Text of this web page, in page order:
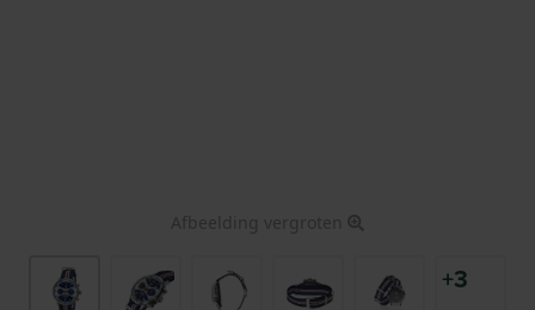
Afbeelding vergroten
+3